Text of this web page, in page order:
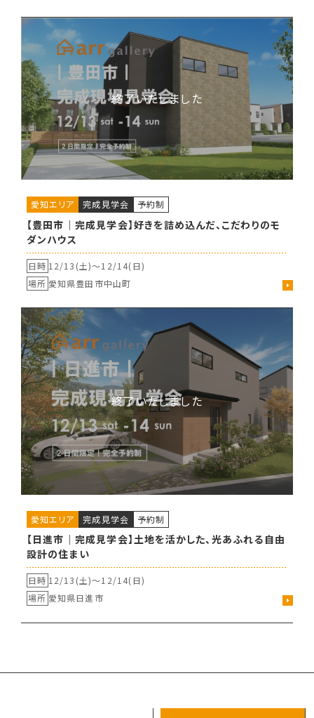
愛知エリア 完成見学会 予約制
【豊田市｜完成見学会】好きを詰め込んだ、こだわりのモ
ダンハウス
日時 12/13(土)〜12/14(日)
場所 愛知県豊田市中山町
愛知エリア 完成見学会 予約制
【日進市｜完成見学会】土地を活かした、光あふれる自由
設計の住まい
日時 12/13(土)〜12/14(日)
場所 愛知県日進市